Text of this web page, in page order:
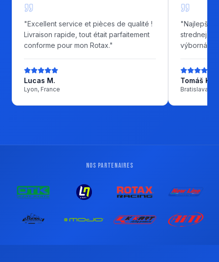
"Excellent service et pièces de qualité !
Livraison rapide, tout était parfaitement
conforme pour mon Rotax."
Lucas M.
Lyon, France
"Najlepší
strednej
výborná
Tomáš K.
Bratislava,
NOS PARTENAIRES